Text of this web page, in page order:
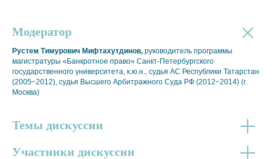
Модератор
Рустем Тимурович Мифтахутдинов, руководитель программы
магистратуры «Банкротное право» Санкт-Петербургского
государственного университета, к.ю.н., судья АС Республики Татарстан
(2005−2012), судья Высшего Арбитражного Суда РФ (2012−2014) (г.
Москва)
Темы дискуссии
Участники дискуссии